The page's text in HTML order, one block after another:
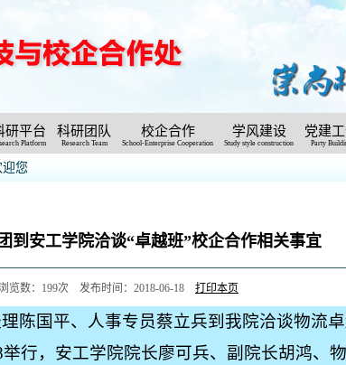
研平台
Platform
科研团队
Research Team
校企合作
School-Enterprise Cooperation
学风建设
Study style construction
党建
Party
您
到安工学院洽谈“卓越班”校企合作相关事宜
览数： 199次 发布时间：2018-06-18 打印本页
陈国平、人事专员蔡立兵到我院洽谈物流
举行，安工学院院长廖可兵、副院长胡鸿、